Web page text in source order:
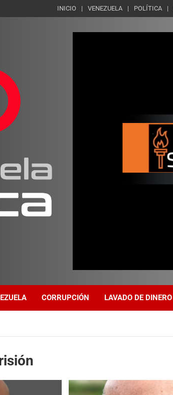
INICIO VENEZUELA POLÍTICA
CORRUPCIÓN LAVADO DE DINERO